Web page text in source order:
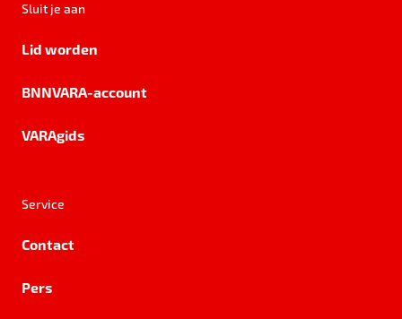
Sluit je aan
Lid worden
BNNVARA-account
VARAgids
Service
Contact
Pers